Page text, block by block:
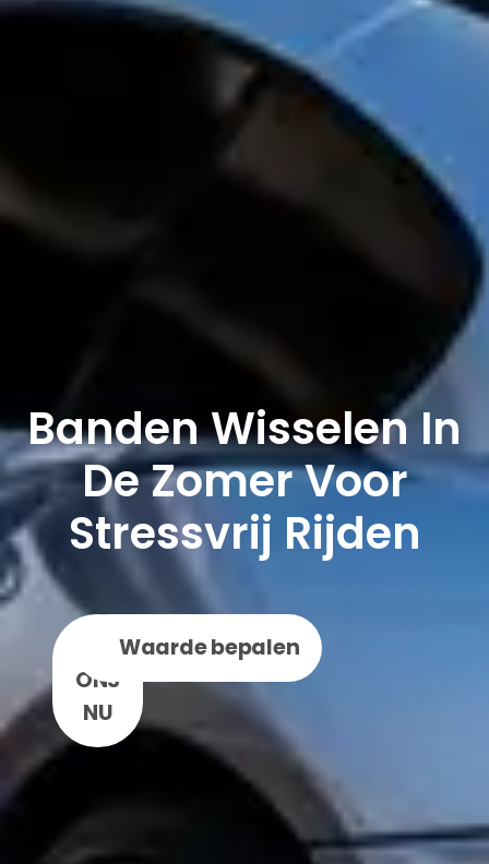
Banden Wisselen In
De Zomer Voor
Stressvrij Rijden
ONS
NU
WhatsApp
Waarde bepalen